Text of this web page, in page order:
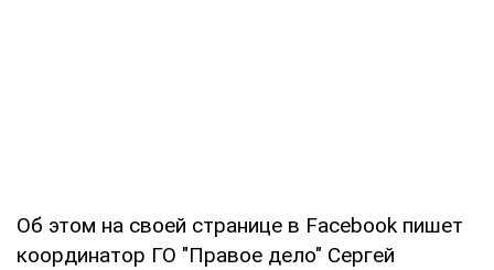
Об этом на своей странице в Facebook пишет
координатор ГО "Правое дело" Сергей